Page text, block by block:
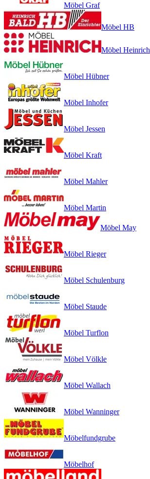
Möbel Graf
Möbel HB
Möbel Heinrich
Möbel Hübner
Möbel Inhofer
Möbel Jessen
Möbel Kraft
Möbel Mahler
Möbel Martin
Möbel May
Möbel Rieger
Möbel Schulenburg
Möbel Staude
Möbel Turflon
Möbel Völkle
Möbel Wallach
Möbel Wanninger
Möbelfundgrube
Möbelhof